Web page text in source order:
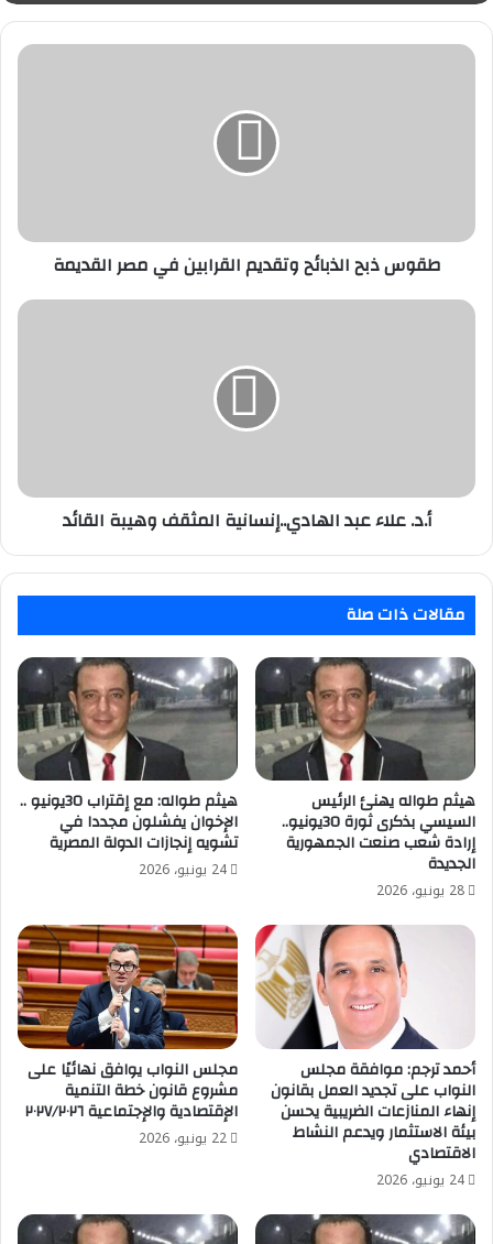
طقوس
طقوس ذبح الذبائح وتقديم القرابين في مصر القديمة
أ.د.
أ.د. علاء عبد الهادي..إنسانية المثقف وهيبة القائد
مقالات ذات صلة
هيثم طواله يهنئ الرئيس
السيسي بذكرى ثورة 30يونيو..
إرادة شعب صنعت الجمهورية
الجديدة
28 يونيو، 2026
هيثم طواله: مع إقتراب 30يونيو ..
الإخوان يفشلون مجددا في
تشويه إنجازات الدولة المصرية
24 يونيو، 2026
أحمد ترجم: موافقة مجلس
النواب على تجديد العمل بقانون
إنهاء المنازعات الضريبية يحسن
بيئة الاستثمار ويدعم النشاط
الاقتصادي
24 يونيو، 2026
مجلس النواب يوافق نهائيًا على
مشروع قانون خطة التنمية
الإقتصادية والإجتماعية ٢٠٢٧/٢٠٢٦
22 يونيو، 2026